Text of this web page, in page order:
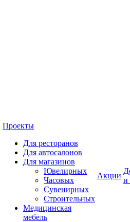
Проекты
Для ресторанов
Для автосалонов
Для магазинов
Ювелирных
Часовых
Сувенирных
Строительных
Медицинская
мебель
Акции
и